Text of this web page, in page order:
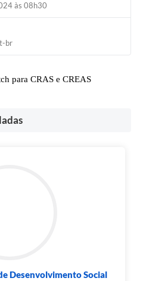
às 08h30
br
para CRAS e CREAS
Desenvolvimento Social